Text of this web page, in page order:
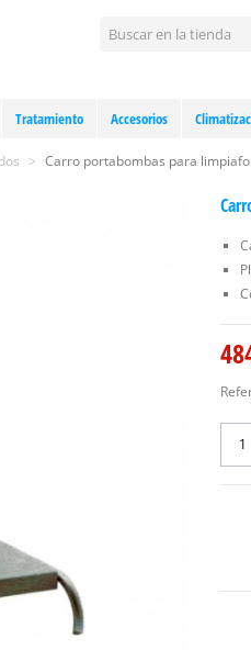
Tratamiento Accesorios
> Carro portabombas para